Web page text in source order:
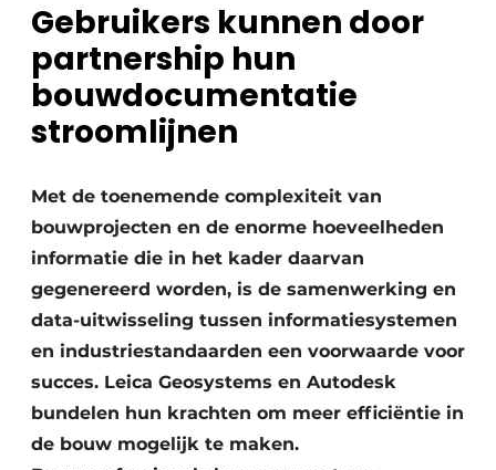
Gebruikers kunnen door
partnership hun
bouwdocumentatie
stroomlijnen
Met de toenemende complexiteit van
bouwprojecten en de enorme hoeveelheden
informatie die in het kader daarvan
gegenereerd worden, is de samenwerking en
data-uitwisseling tussen informatiesystemen
en industriestandaarden een voorwaarde voor
succes. Leica Geosystems en Autodesk
bundelen hun krachten om meer efficiëntie in
de bouw mogelijk te maken.